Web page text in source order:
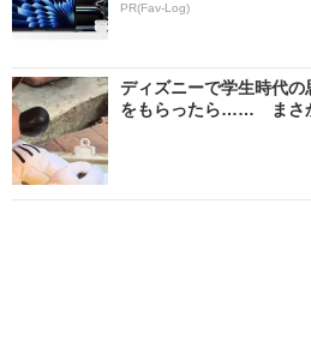
PR(Fav-Log)
ディズニーで学生時代
をもらったら…… まさ